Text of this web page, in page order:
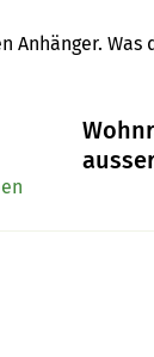
Anhänger.